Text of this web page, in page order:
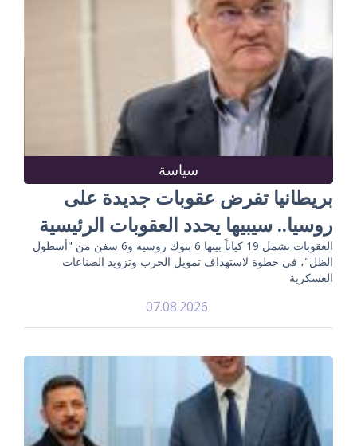
سياسة
بريطانيا تفرض عقوبات جديدة على
روسيا.. سيبيها يحدد العقوبات الرئيسية
العقوبات تشمل 19 كياناً بينها 6 بنوك روسية و6 سفن من "أسطول
الظل"، في خطوة لاستهداف تمويل الحرب وتزويد الصناعات
العسكرية
07.08.2026